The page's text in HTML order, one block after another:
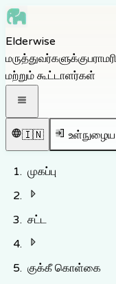
Skip to navigation
Skip to footer
Elderwise
மருத்துவர்களுக்கு
மற்றும் கூட்டாளர்கள்
🇮🇳 உள்நுழைய
முகப்பு
சட்ட
குக்கீ கொள்கை